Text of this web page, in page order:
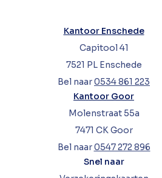
Kantoor Enschede
Capitool 41
7521 PL Enschede
Bel naar0534 861 223
Kantoor Goor
Molenstraat 55a
7471 CK Goor
Bel naar0547 272 896
Snel naar